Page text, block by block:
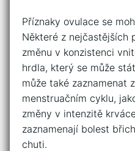
Příznaky ovulace se
Některé z nejčastějších
změnu v konzistenci
hrdla, který se může
může také zaznamenat
menstruačním cyklu,
změny v intenzitě
zaznamenají bolest
chuti.